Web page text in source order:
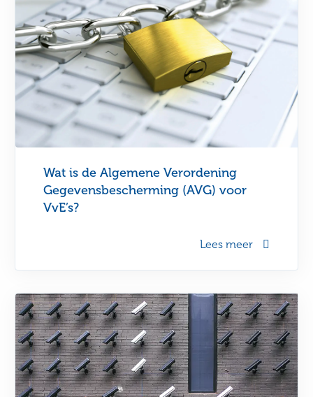
Wat is de Algemene Verordening
Gegevensbescherming (AVG) voor
VvE’s?
Lees meer